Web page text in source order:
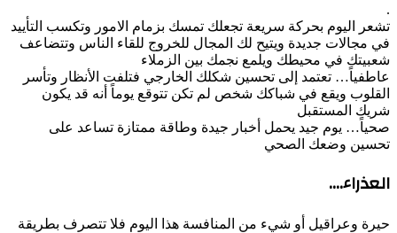
.
تشعر اليوم بحركة سريعة تجعلك تمسك بزمام الامور وتكسب التأييد
في مجالات جديدة ويتيح لك المجال للخروج للقاء الناس وتتضاعف
شعبيتك في محيطك ويلمع نجمك بين الزملاء
عاطفياً… تعتمد إلى تحسين شكلك الخارجي فتلفت الأنظار وتأسر
القلوب ويقع في شباكك شخص لم تكن تتوقع يوماً أنه قد يكون
شريك المستقبل
صحياً… يوم جيد يحمل أخبار جيدة وطاقة ممتازة تساعد على
تحسين وضعك الصحي
العذراء….
حيرة وعراقيل أو شيء من المنافسة هذا اليوم فلا تتصرف بطريقة